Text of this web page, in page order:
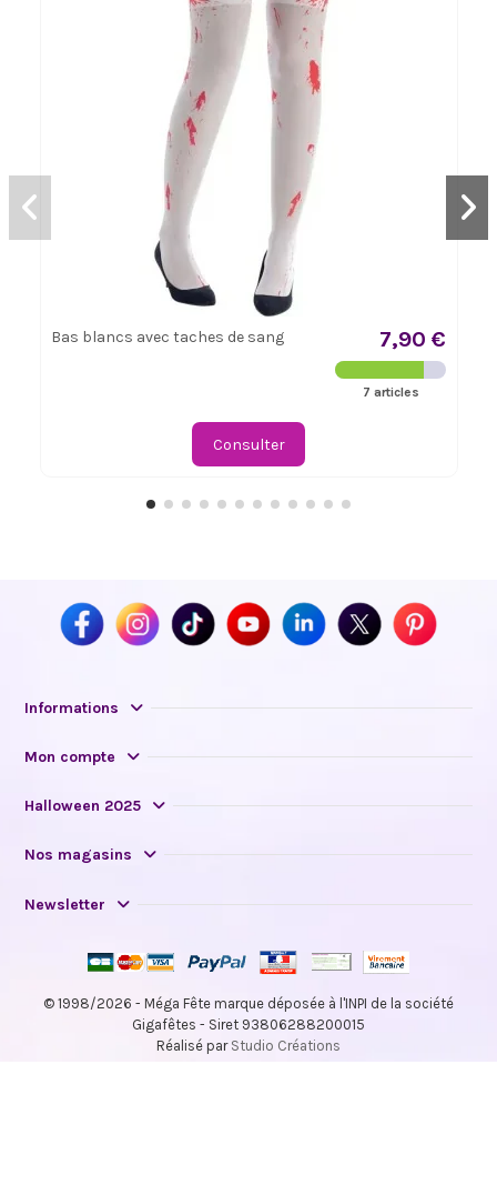
Bas blancs avec taches de sang 7,90 €
7 articles
Consulter
Informations
Mon compte
Halloween 2025
Nos magasins
Newsletter
© 1998/2026 - Méga Fête marque déposée à l'INPI de la société
Gigafêtes - Siret 93806288200015
Réalisé par Studio Créations